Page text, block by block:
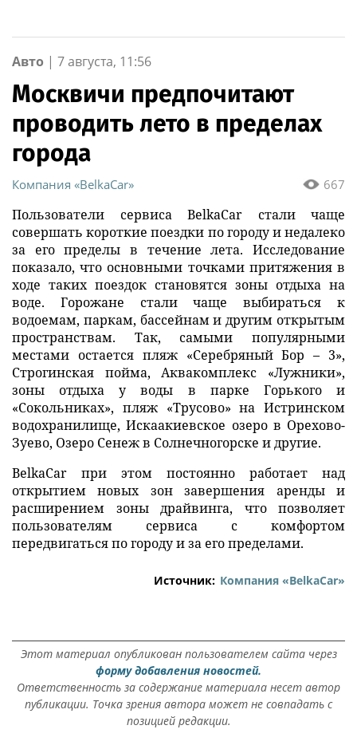
Авто | 7 августа, 11:56
Москвичи предпочитают
проводить лето в пределах
города
667
Компания «BelkaCar»
Пользователи сервиса BelkaCar стали чаще
совершать короткие поездки по городу и недалеко
за его пределы в течение лета. Исследование
показало, что основными точками притяжения в
ходе таких поездок становятся зоны отдыха на
воде. Горожане стали чаще выбираться к
водоемам, паркам, бассейнам и другим открытым
пространствам. Так, самыми популярными
местами остается пляж «Серебряный Бор – 3»,
Строгинская пойма, Аквакомплекс «Лужники»,
зоны отдыха у воды в парке Горького и
«Сокольниках», пляж «Трусово» на Истринском
водохранилище, Искаакиевское озеро в Орехово-
Зуево, Озеро Сенеж в Солнечногорске и другие.
BelkaCar при этом постоянно работает над
открытием новых зон завершения аренды и
расширением зоны драйвинга, что позволяет
пользователям сервиса с комфортом
передвигаться по городу и за его пределами.
Источник: Компания «BelkaCar»
Этот материал опубликован пользователем сайта через
форму добавления новостей.
Ответственность за содержание материала несет автор
публикации. Точка зрения автора может не совпадать с
позицией редакции.